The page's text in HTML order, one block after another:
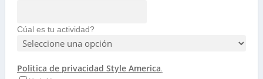
Cúal es tu actividad?
Politica de privacidad Style America.